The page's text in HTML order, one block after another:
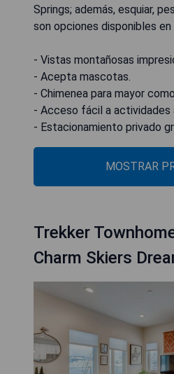
Springs; además, esquiar,
son opciones disponibles en
- Vistas montañosas
- Acepta mascotas.
- Chimenea para mayor
- Acceso fácil a actividades
- Estacionamiento privado
MOSTRAR
Trekker
Charm Skiers